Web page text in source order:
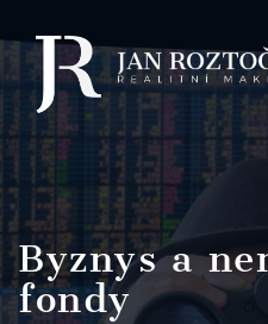
Byznys a
fondy